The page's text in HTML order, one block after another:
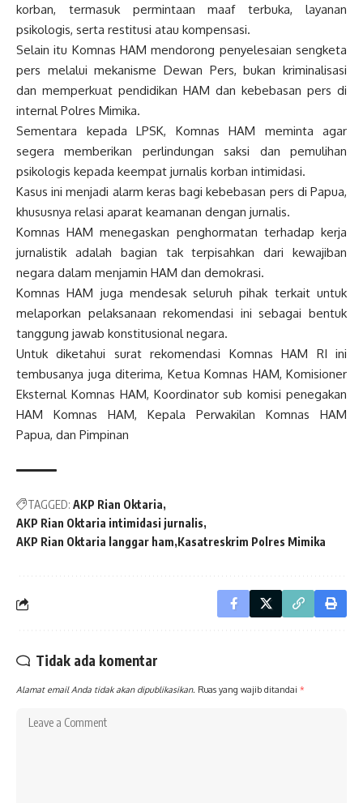
korban, termasuk permintaan maaf terbuka, layanan
psikologis, serta restitusi atau kompensasi.
Selain itu Komnas HAM mendorong penyelesaian sengketa
pers melalui mekanisme Dewan Pers, bukan kriminalisasi
dan memperkuat pendidikan HAM dan kebebasan pers di
internal Polres Mimika.
Sementara kepada LPSK, Komnas HAM meminta agar
segera memberikan perlindungan saksi dan pemulihan
psikologis kepada keempat jurnalis korban intimidasi.
Kasus ini menjadi alarm keras bagi kebebasan pers di Papua,
khususnya relasi aparat keamanan dengan jurnalis.
Komnas HAM menegaskan penghormatan terhadap kerja
jurnalistik adalah bagian tak terpisahkan dari kewajiban
negara dalam menjamin HAM dan demokrasi.
Komnas HAM juga mendesak seluruh pihak terkait untuk
melaporkan pelaksanaan rekomendasi ini sebagai bentuk
tanggung jawab konstitusional negara.
Untuk diketahui surat rekomendasi Komnas HAM RI ini
tembusanya juga diterima, Ketua Komnas HAM, Komisioner
Eksternal Komnas HAM, Koordinator sub komisi penegakan
HAM Komnas HAM, Kepala Perwakilan Komnas HAM
Papua, dan Pimpinan
TAGGED: AKP Rian Oktaria
AKP Rian Oktaria intimidasi jurnalis
AKP Rian Oktaria langgar ham Kasatreskrim Polres Mimika
Tidak ada komentar
Alamat email Anda tidak akan dipublikasikan. Ruas yang wajib ditandai *